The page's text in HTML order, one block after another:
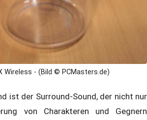
Wireless - (Bild © PCMasters.de)
ist der Surround-Sound, der nicht nur
von Charakteren und Gegnern